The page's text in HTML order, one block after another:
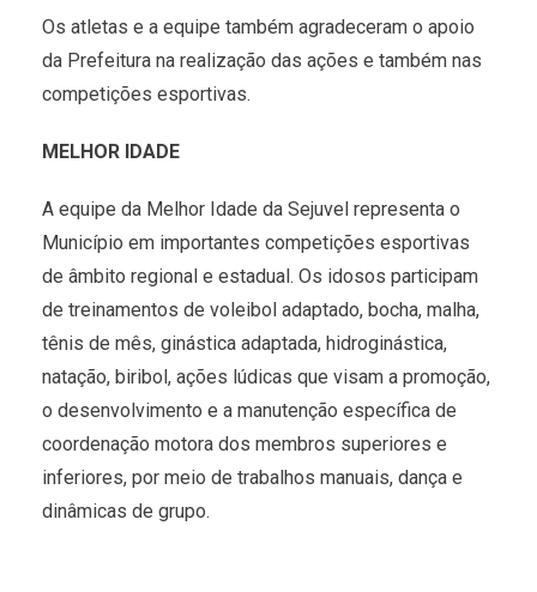
Os atletas e a equipe também agradeceram o apoio
da Prefeitura na realização das ações e também nas
competições esportivas.
MELHOR IDADE
A equipe da Melhor Idade da Sejuvel representa o
Município em importantes competições esportivas
de âmbito regional e estadual. Os idosos participam
de treinamentos de voleibol adaptado, bocha, malha,
tênis de mês, ginástica adaptada, hidroginástica,
natação, biribol, ações lúdicas que visam a promoção,
o desenvolvimento e a manutenção específica de
coordenação motora dos membros superiores e
inferiores, por meio de trabalhos manuais, dança e
dinâmicas de grupo.